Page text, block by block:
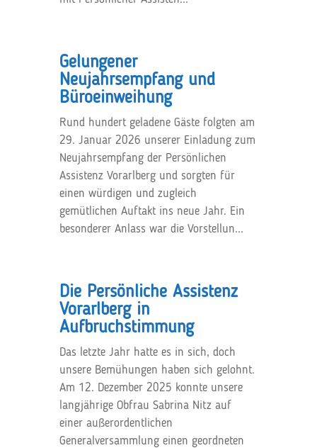
Gelungener
Neujahrsempfang und
Büroeinweihung
Rund hundert geladene Gäste folgten am
29. Januar 2026 unserer Einladung zum
Neujahrsempfang der Persönlichen
Assistenz Vorarlberg und sorgten für
einen würdigen und zugleich
gemütlichen Auftakt ins neue Jahr. Ein
besonderer Anlass war die Vorstellun...
Die Persönliche Assistenz
Vorarlberg in
Aufbruchstimmung
Das letzte Jahr hatte es in sich, doch
unsere Bemühungen haben sich gelohnt.
Am 12. Dezember 2025 konnte unsere
langjährige Obfrau Sabrina Nitz auf
einer außerordentlichen
Generalversammlung einen geordneten